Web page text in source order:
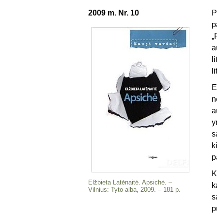
2009 m. Nr. 10
Elžbieta Latėnaitė. Apsichė. –
Vilnius: Tyto alba, 2009. – 181 p.